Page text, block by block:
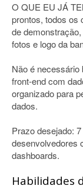
O QUE EU JÁ
prontos, todos os
de
fotos e logo da
Não é
front-end com
organizado para
dados.
Prazo desejado:
desenvolvedores
dashboards.
Habilidades